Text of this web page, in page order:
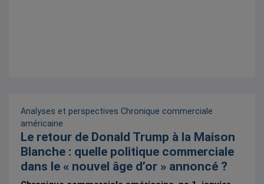
Analyses et perspectives Chronique commerciale
américaine
Le retour de Donald Trump à la Maison
Blanche : quelle politique commerciale
dans le « nouvel âge d’or » annoncé ?